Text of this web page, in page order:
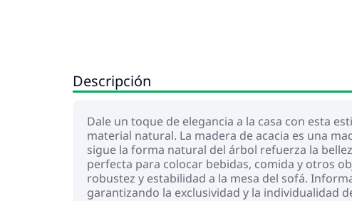
Descripción
Dale un toque de elegancia a la casa con esta
material natural. La madera de acacia es una
sigue la forma natural del árbol refuerza la
perfecta para colocar bebidas, comida y otros
robustez y estabilidad a la mesa del sofá.
garantizando la exclusividad y la individualidad